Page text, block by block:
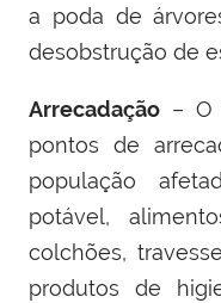
a poda de
desobstrução de
Arrecadação – O
pontos de
população
potável,
colchões,
produtos de